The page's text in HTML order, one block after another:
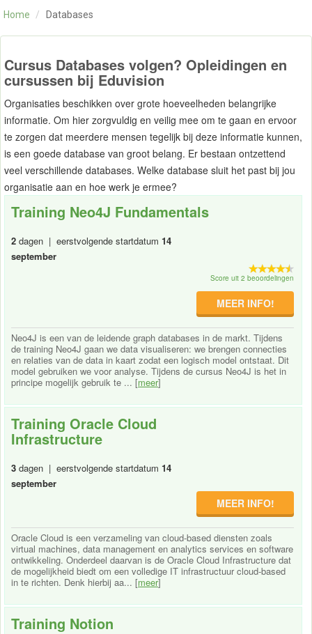
OVER ONS
CONTACT
Home / Databases
Cursus Databases volgen? Opleidingen en
cursussen bij Eduvision
Organisaties beschikken over grote hoeveelheden belangrijke
informatie. Om hier zorgvuldig en veilig mee om te gaan en ervoor
te zorgen dat meerdere mensen tegelijk bij deze informatie kunnen,
is een goede database van groot belang. Er bestaan ontzettend
veel verschillende databases. Welke database sluit het past bij jou
organisatie aan en hoe werk je ermee?
Training Neo4J Fundamentals
2 dagen | eerstvolgende startdatum 14
september
Score uit 2 beoordelingen
MEER INFO!
Neo4J is een van de leidende graph databases in de markt. Tijdens
de training Neo4J gaan we data visualiseren: we brengen connecties
en relaties van de data in kaart zodat een logisch model ontstaat. Dit
model gebruiken we voor analyse. Tijdens de cursus Neo4J is het in
principe mogelijk gebruik te ... [meer]
Training Oracle Cloud
Infrastructure
3 dagen | eerstvolgende startdatum 14
september
MEER INFO!
Oracle Cloud is een verzameling van cloud-based diensten zoals
virtual machines, data management en analytics services en software
ontwikkeling. Onderdeel daarvan is de Oracle Cloud Infrastructure dat
de mogelijkheid biedt om een volledige IT infrastructuur cloud-based
in te richten. Denk hierbij aa... [meer]
Training Notion